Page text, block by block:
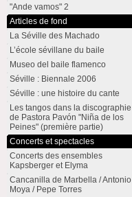
"Ande vamos" 2
Articles de fond
La Séville des Machado
L’école sévillane du baile
Museo del baile flamenco
Séville : Biennale 2006
Séville : une histoire du cante
Les tangos dans la discographie
de Pastora Pavón "Niña de los
Peines" (première partie)
Concerts et spectacles
Concerts des ensembles
Kapsberger et Elyma
Cancanilla de Marbella / Antonio
Moya / Pepe Torres